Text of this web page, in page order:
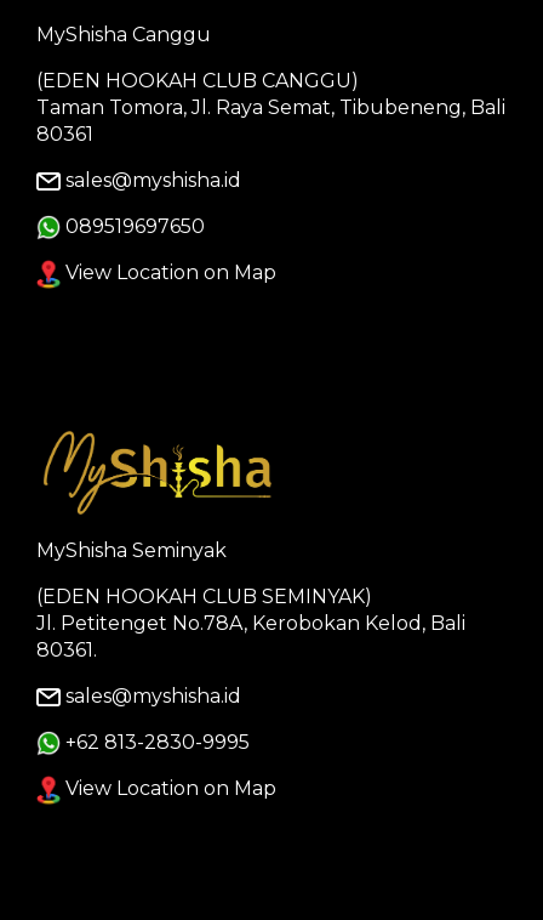
MyShisha Canggu
(EDEN HOOKAH CLUB CANGGU)
Taman Tomora, Jl. Raya Semat, Tibubeneng, Bali
80361
sales@myshisha.id
089519697650
View Location on Map
MyShisha Seminyak
(EDEN HOOKAH CLUB SEMINYAK)
Jl. Petitenget No.78A, Kerobokan Kelod, Bali
80361.
sales@myshisha.id
+62 813-2830-9995
View Location on Map